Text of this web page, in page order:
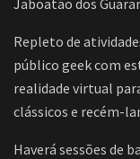
Repleto de
público geek com
realidade virtual
clássicos e recém-
Haverá sessões de